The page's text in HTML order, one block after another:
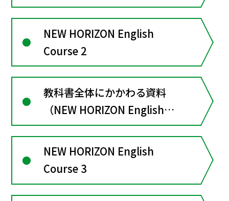
Course１）
NEW HORIZON English
Course 2
教科書全体にかかわる資料
（NEW HORIZON English
Course２）
NEW HORIZON English
Course 3